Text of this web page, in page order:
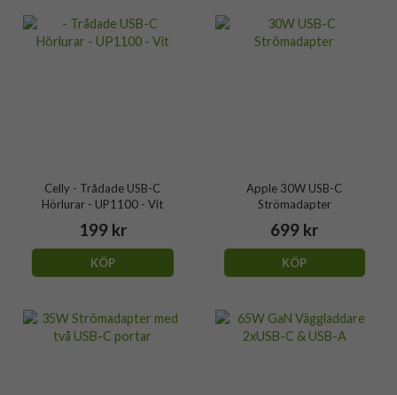
Celly - Trådade USB-C
Hörlurar - UP1100 - Vit
199 kr
KÖP
Apple 30W USB-C
Strömadapter
699 kr
KÖP